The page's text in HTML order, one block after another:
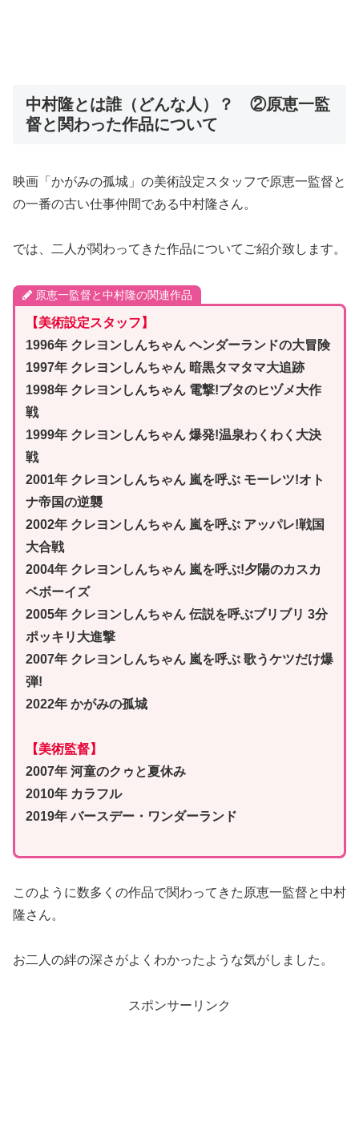
中村隆とは誰（どんな人）？ ②原恵一監
督と関わった作品について
映画「かがみの孤城」の美術設定スタッフで原恵一監督と
の一番の古い仕事仲間である中村隆さん。
では、二人が関わってきた作品についてご紹介致します。
原恵一監督と中村隆の関連作品
【美術設定スタッフ】
1996年 クレヨンしんちゃん ヘンダーランドの大冒険
1997年 クレヨンしんちゃん 暗黒タマタマ大追跡
1998年 クレヨンしんちゃん 電撃!ブタのヒヅメ大作
戦
1999年 クレヨンしんちゃん 爆発!温泉わくわく大決
戦
2001年 クレヨンしんちゃん 嵐を呼ぶ モーレツ!オト
ナ帝国の逆襲
2002年 クレヨンしんちゃん 嵐を呼ぶ アッパレ!戦国
大合戦
2004年 クレヨンしんちゃん 嵐を呼ぶ!夕陽のカスカ
ベボーイズ
2005年 クレヨンしんちゃん 伝説を呼ぶブリブリ 3分
ポッキリ大進撃
2007年 クレヨンしんちゃん 嵐を呼ぶ 歌うケツだけ爆
弾!
2022年 かがみの孤城
【美術監督】
2007年 河童のクゥと夏休み
2010年 カラフル
2019年 バースデー・ワンダーランド
このように数多くの作品で関わってきた原恵一監督と中村
隆さん。
お二人の絆の深さがよくわかったような気がしました。
スポンサーリンク